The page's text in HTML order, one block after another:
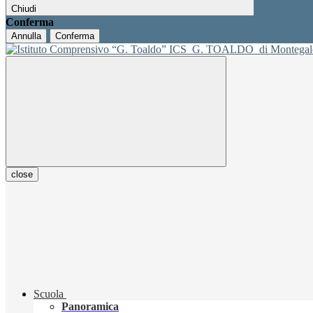
Chiudi
Conferma
Annulla Conferma
ICS G. TOALDO di
close
Scuola
Panoramica